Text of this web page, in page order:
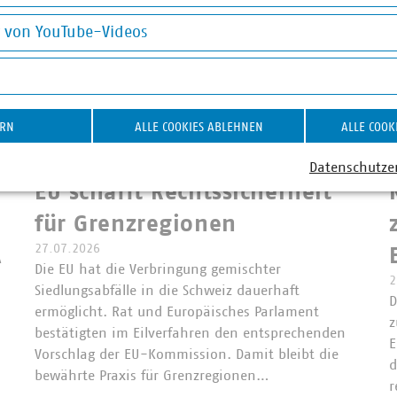
EU schafft Rechtssicherheit
für Grenzregionen
27.07.2026
Die EU hat die Verbringung gemischter
Siedlungsabfälle in die Schweiz dauerhaft
ermöglicht. Rat und Europäisches Parlament
bestätigten im Eilverfahren den entsprechenden
Vorschlag der EU-Kommission. Damit bleibt die
bewährte Praxis für Grenzregionen…
YouTube-Videos
YouTube-Videos
ALLE COOKIES ABLEHNEN ALLE